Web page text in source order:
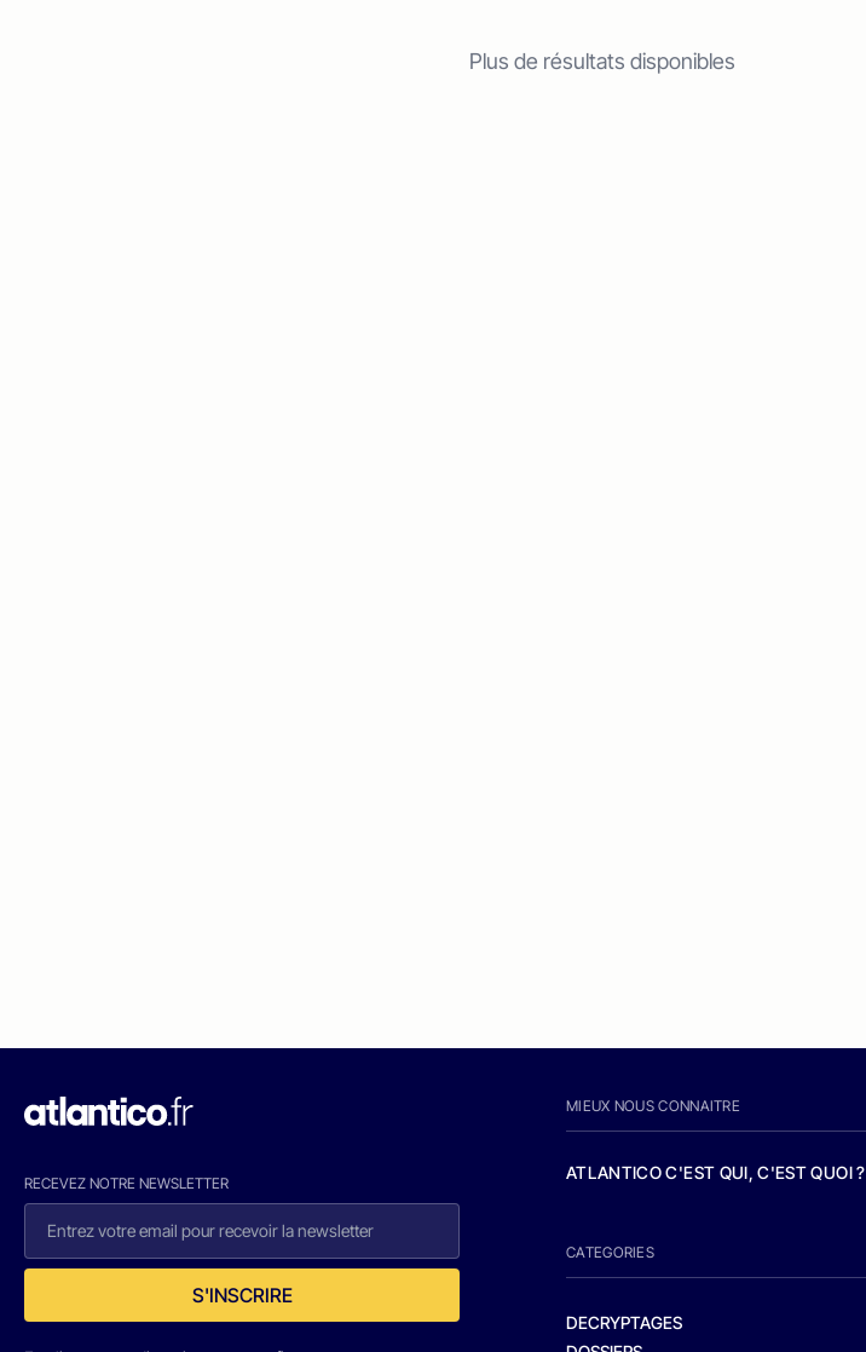
Plus de résultats disponibles
RECEVEZ NOTRE NEWSLETTER
S'INSCRIRE
MIEUX NOUS CONNAITRE
ATLANTICO C'EST QUI, C'EST QUOI ?
CATEGORIES
DECRYPTAGES